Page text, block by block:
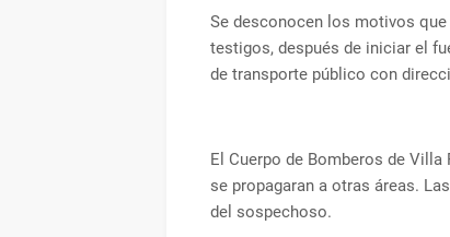
Se desconocen los motivos
testigos, después de iniciar el
de transporte público con
El Cuerpo de Bomberos de
se propagaran a otras áreas.
del sospechoso.